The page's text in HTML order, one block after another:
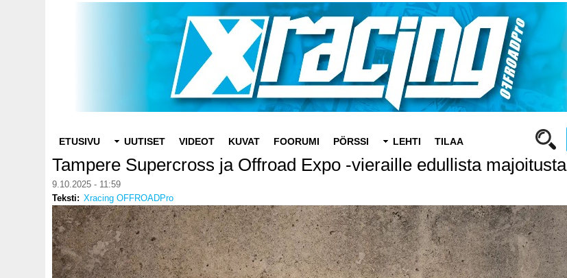
Käyttäjätunnus
Salasana
navigation
ETUSIVU UUTISET VIDEOT KUVAT FOORUMI PÖRSSI LEHTI TILAA
Tampere Supercross ja Offroad Expo -vieraille edullista majoitusta
9.10.2025 - 11:59
Teksti
Xracing OFFROADPro